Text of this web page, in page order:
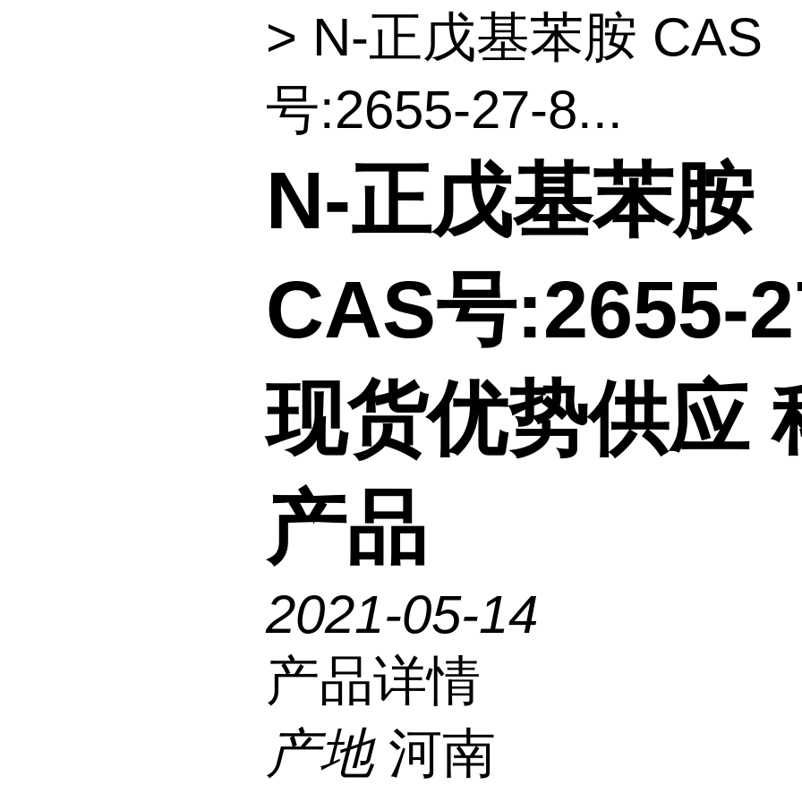
> N-正戊基苯胺 CAS
号:2655-27-8...
N-正戊基苯胺
CAS号:2655-
现货优势供应
产品
2021-05-14
产品详情
产地 河南